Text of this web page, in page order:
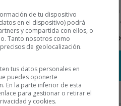
Recibe en casa
cada año.
de tu dispositivo
en el dispositivo) podrá
y compartida con ellos, o
Tanto nosotros como
de geolocalización.
tus datos personales en
puedes oponerte
En la parte inferior de esta
para gestionar o retirar el
y cookies.